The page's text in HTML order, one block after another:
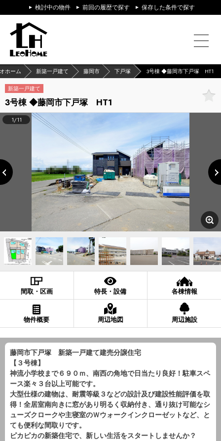
検討中の物件 前回の履歴で探す 保存した条件で探す
ホーム 新築一戸建て 藤岡市 下戸塚 3号棟 ◆藤岡市下戸塚 HT1
新築一戸建て
3号棟 ◆藤岡市下戸塚 HT1
1/11
間取・区画 特長・設備 各棟情報
物件概要 周辺地図 周辺施設
藤岡市下戸塚 新築一戸建て建売分譲住宅
【３号棟】
神流小学校まで６９０ｍ、南西の角地で日当たり良好！駐車スペ
ース楽々３台以上可能です。
大型仕様の建物は、耐震等級３などの設計及び建設性能評価を取
得！全居室南向きに窓があり明るく収納付き、通り抜け可能なシ
ューズクロークや主寝室のＷウォークインクローゼットなど、と
ても便利な間取りです。
ピカピカの新築住宅で、新しい生活をスタートしませんか？